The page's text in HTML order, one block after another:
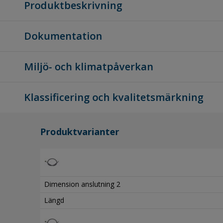
Produktbeskrivning
Dokumentation
Miljö- och klimatpåverkan
Klassificering och kvalitetsmärkning
Produktvarianter
Dimension anslutning 2
Längd